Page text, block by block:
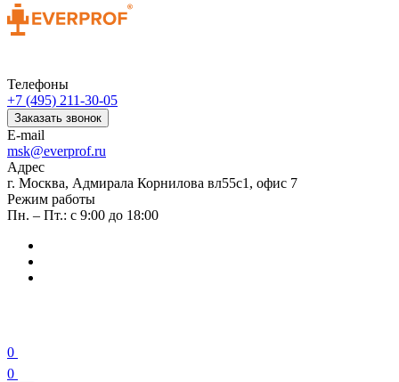
Телефоны
+7 (495) 211-30-05
Заказать звонок
E-mail
msk@everprof.ru
Адрес
г. Москва, Адмирала Корнилова вл55с1, офис 7
Режим работы
Пн. – Пт.: с 9:00 до 18:00
0
0